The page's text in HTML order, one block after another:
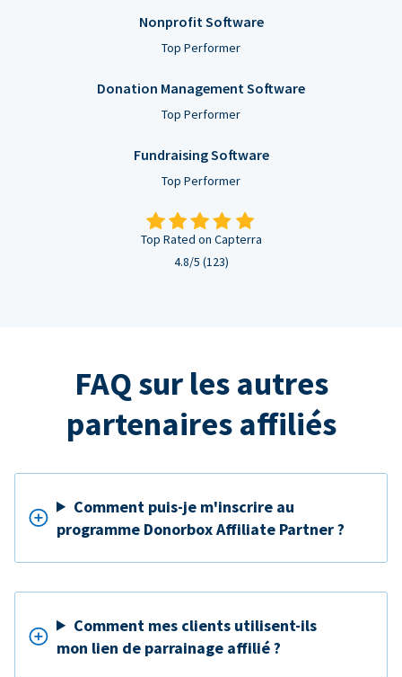
Nonprofit Software
Top Performer
Donation Management Software
Top Performer
Fundraising Software
Top Performer
Top Rated on Capterra
4.8/5 (123)
FAQ sur les autres
partenaires affiliés
Comment puis-je m'inscrire au
programme Donorbox Affiliate Partner ?
Comment mes clients utilisent-ils
mon lien de parrainage affilié ?